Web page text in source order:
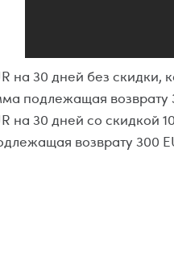
на 30 дней без скидки,
подлежащая
на 30 дней со скидкой
возврату 300